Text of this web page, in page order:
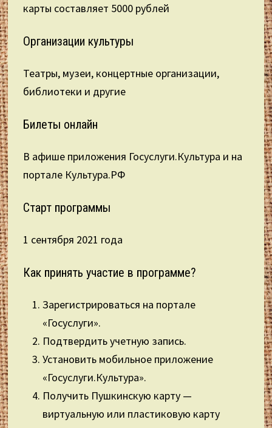
карты составляет 5000 рублей
Организации культуры
Театры, музеи, концертные организации,
библиотеки и другие
Билеты онлайн
В афише приложения Госуслуги.Культура и на
портале Культура.РФ
Старт программы
1 сентября 2021 года
Как принять участие в программе?
Зарегистрироваться на портале
«Госуслуги».
Подтвердить учетную запись.
Установить мобильное приложение
«Госуслуги.Культура».
Получить Пушкинскую карту —
виртуальную или пластиковую карту